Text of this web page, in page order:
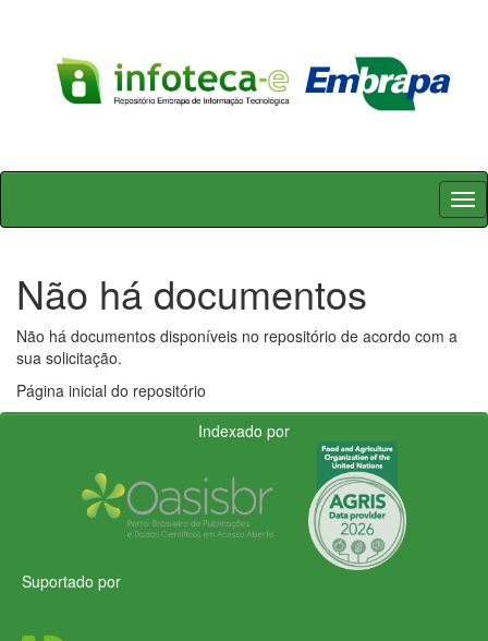
Skip
Não há documentos
Não há documentos disponíveis no repositório de acordo com a
sua solicitação.
Página inicial do repositório
Indexado por
Suportado por